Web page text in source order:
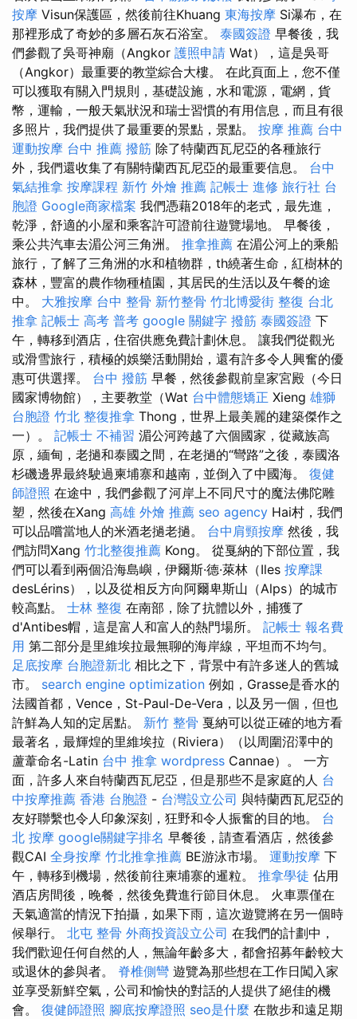
按摩 Visun保護區，然後前往Khuang 東海按摩 Si瀑布，在
那裡形成了奇妙的多層石灰石浴室。 泰國簽證 早餐後，我
們參觀了吳哥神廟（Angkor 護照申請 Wat），這是吳哥
（Angkor）最重要的教堂綜合大樓。 在此頁面上，您不僅
可以獲取有關入門規則，基礎設施，水和電源，電網，貨
幣，運輸，一般天氣狀況和瑞士習慣的有用信息，而且有很
多照片，我們提供了最重要的景點，景點。 按摩 推薦 台中
運動按摩 台中 推薦 撥筋 除了特蘭西瓦尼亞的各種旅行
外，我們還收集了有關特蘭西瓦尼亞的最重要信息。 台中
氣結推拿 按摩課程 新竹 外燴 推薦 記帳士 進修 旅行社 台
胞證 Google商家檔案 我們憑藉2018年的老式，最先進，
乾淨，舒適的小屋和乘客許可證前往遊覽場地。 早餐後，
乘公共汽車去湄公河三角洲。 推拿推薦 在湄公河上的乘船
旅行，了解了三角洲的水和植物群，th繞著生命，紅樹林的
森林，豐富的農作物種植園，其居民的生活以及午餐的途
中。 大雅按摩 台中 整骨 新竹整骨 竹北博愛街 整復 台北
推拿 記帳士 高考 普考 google 關鍵字 撥筋 泰國簽證 下
午，轉移到酒店，住宿供應免費計劃休息。 讓我們從觀光
或滑雪旅行，積極的娛樂活動開始，還有許多令人興奮的優
惠可供選擇。 台中 撥筋 早餐，然後參觀前皇家宮殿（今日
國家博物館），主要教堂（Wat 台中體態矯正 Xieng 雄獅
台胞證 竹北 整復推拿 Thong，世界上最美麗的建築傑作之
一）。 記帳士 不補習 湄公河跨越了六個國家，從藏族高
原，緬甸，老撾和泰國之間，在老撾的“彎路”之後，泰國洛
杉磯邊界最終駛過柬埔寨和越南，並倒入了中國海。 復健
師證照 在途中，我們參觀了河岸上不同尺寸的魔法佛陀雕
塑，然後在Xang 高雄 外燴 推薦 seo agency Hai村，我們
可以品嚐當地人的米酒老撾老撾。 台中肩頸按摩 然後，我
們訪問Xang 竹北整復推薦 Kong。 從戛納的下部位置，我
們可以看到兩個沿海島嶼，伊爾斯·德·萊林（Iles 按摩課
desLérins），以及從相反方向阿爾卑斯山（Alps）的城市
較高點。 士林 整復 在南部，除了抗體以外，捕獲了
d'Antibes帽，這是富人和富人的熱門場所。 記帳士 報名費
用 第二部分是里維埃拉最無聊的海岸線，平坦而不均勻。
足底按摩 台胞證新北 相比之下，背景中有許多迷人的舊城
市。 search engine optimization 例如，Grasse是香水的
法國首都，Vence，St-Paul-De-Vera，以及另一個，但也
許鮮為人知的定居點。 新竹 整骨 戛納可以從正確的地方看
最著名，最輝煌的里維埃拉（Riviera）（以周圍沼澤中的
蘆葦命名-Latin 台中 推拿 wordpress Cannae）。 一方
面，許多人來自特蘭西瓦尼亞，但是那些不是家庭的人 台
中按摩推薦 香港 台胞證 - 台灣設立公司 與特蘭西瓦尼亞的
友好聯繫也令人印象深刻，狂野和令人振奮的目的地。 台
北 按摩 google關鍵字排名 早餐後，請查看酒店，然後參
觀CAI 全身按摩 竹北推拿推薦 BE游泳市場。 運動按摩 下
午，轉移到機場，然後前往柬埔寨的暹粒。 推拿學徒 佔用
酒店房間後，晚餐，然後免費進行節目休息。 火車票僅在
天氣適當的情況下拍攝，如果下雨，這次遊覽將在另一個時
候舉行。 北屯 整骨 外商投資設立公司 在我們的計劃中，
我們歡迎任何自然的人，無論年齡多大，都會招募年齡較大
或退休的參與者。 脊椎側彎 遊覽為那些想在工作日闖入家
並享受新鮮空氣，公司和愉快的對話的人提供了絕佳的機
會。 復健師證照 腳底按摩證照 seo是什麼 在散步和遠足期